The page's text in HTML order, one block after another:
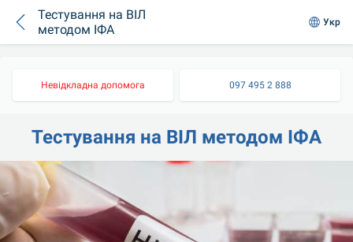
Тестування на ВІЛ
методом ІФА
Укр
Невідкладна допомога 097 495 2 888
Тестування на ВІЛ методом ІФА